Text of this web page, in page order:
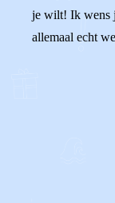
je wilt! Ik wens
allemaal echt